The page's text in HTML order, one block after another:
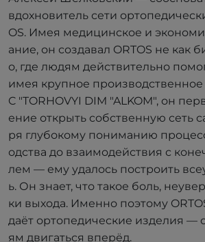
вдохновитель сети
OS. Имея медицинское и
ание, он создавал ORTOS не как
о, где людям действительно
имея крупное
C "TORHOVYI DIM "ALKOM", он
ение открыть собственную сеть
ря глубокому пониманию
одства до взаимодействия с
лем — ему удалось построить
ь. Он знает, что такое боль,
ки выхода. Именно поэтому
даёт ортопедические изделия —
ям двигаться вперёд.